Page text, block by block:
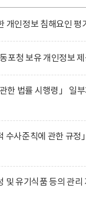
개인정보 침해요인 평
포청 보유 개인정보
한 법률 시행령」 일
수사준칙에 관한 규
및 유기식품 등의 관